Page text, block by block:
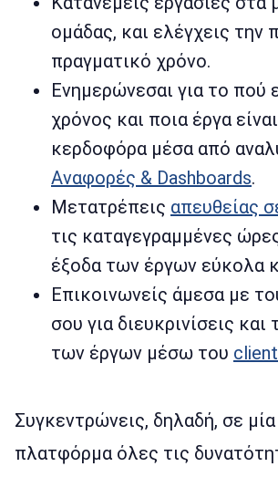
ομάδας, και ελέγχεις την
πραγματικό χρόνο.
Ενημερώνεσαι για το πού
χρόνος και ποια έργα
κερδοφόρα μέσα από
Αναφορές & Dashboards.
Μετατρέπεις απευθείας
τις καταγεγραμμένες
έξοδα των έργων εύκολα
Επικοινωνείς άμεσα με
σου για διευκρινίσεις και
των έργων μέσω του
Συγκεντρώνεις, δηλαδή, σε μία
πλατφόρμα όλες τις